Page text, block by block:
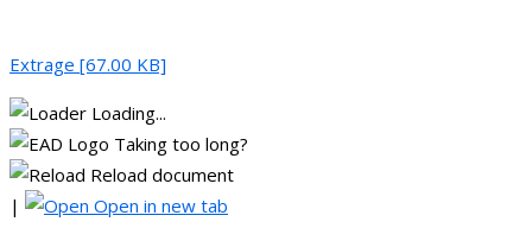
Extrage [67.00 KB]
Loading...
Taking too long?
Reload document
|
Open in new tab